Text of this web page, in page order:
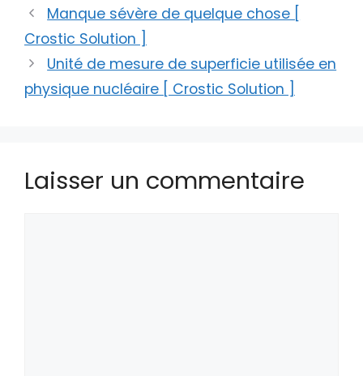
Manque sévère de quelque chose [
Crostic Solution ]
Unité de mesure de superficie utilisée en
physique nucléaire [ Crostic Solution ]
Laisser un commentaire